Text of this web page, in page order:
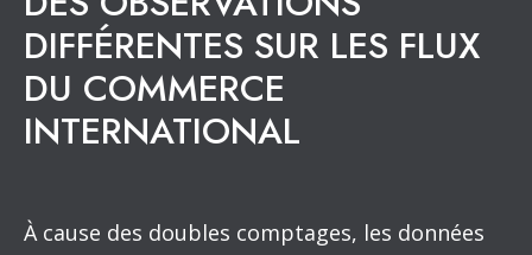
DIFFÉRENTES SUR LES FLUX
DU COMMERCE
INTERNATIONAL
À cause des doubles comptages, les données